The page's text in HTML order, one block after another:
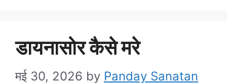
डायनासोर कैसे मरे
मई 30, 2026 by Panday Sanatan